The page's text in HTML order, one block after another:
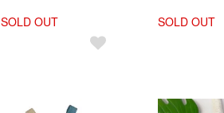
SOLD OUT
SOLD OUT